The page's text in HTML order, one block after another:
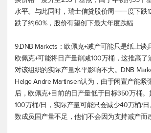
水平。与此同时，瑞士信贷股价周一一度下跌
跌了约60%，股价有望创下最大年度跌幅
9.DNB Markets：欧佩克+减产可能只是纸上谈
欧佩克+可能将日产量削减100万桶，这推高了
对该组织的实际产量水平影响不大。DNB
Helge Andre Martinsen认为，由于闲置产能紧
后，欧佩克+目前的日产量低于目标350万桶
100万桶/日，实际产量可能只会减少40万桶/
数成员国产量不足，他们不会因为支持减产而